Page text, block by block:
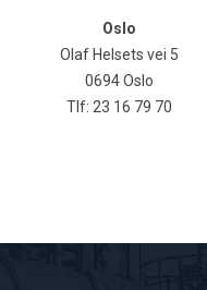
Oslo
Olaf Helsets vei 5
0694 Oslo
Tlf: 23 16 79 70